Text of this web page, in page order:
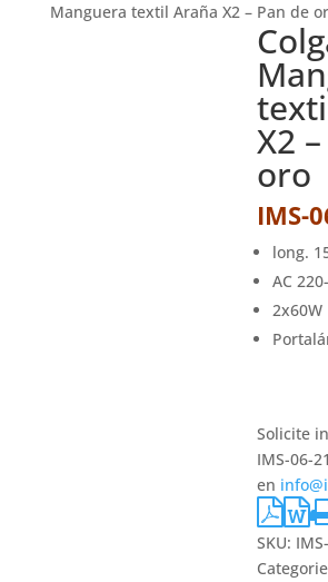
Manguera textil Araña X2 – Pan de
X2
oro
IMS-
long.
AC
2x60W
Solicite
IMS-06-
en
SKU: